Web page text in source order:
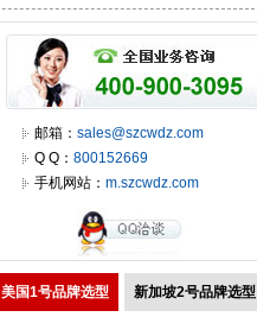
邮箱： sales@szcwdz.com
Q Q： 800152669
手机网站： m.szcwdz.com
美国1号品牌选型 新加坡2号品牌选型